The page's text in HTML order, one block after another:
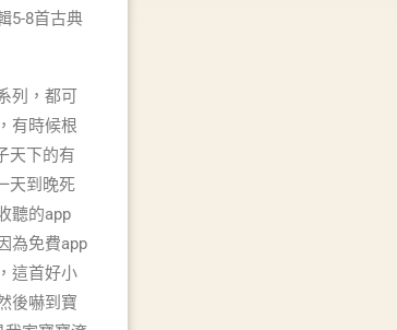
5-8首古典
列，都可
有時候根
天下的有
天到晚死
聽的app
為免費app
這首好小
後嚇到寶